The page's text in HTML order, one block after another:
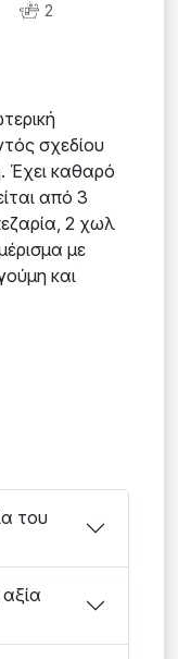
2
σχεδίου
Έχει καθαρό
από 3
2 χωλ
με
και
του
αξία